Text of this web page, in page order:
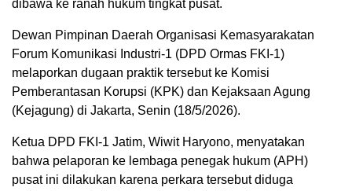
dibawa ke ranah hukum tingkat pusat.
Dewan Pimpinan Daerah Organisasi Kemasyarakatan
Forum Komunikasi Industri-1 (DPD Ormas FKI-1)
melaporkan dugaan praktik tersebut ke Komisi
Pemberantasan Korupsi (KPK) dan Kejaksaan Agung
(Kejagung) di Jakarta, Senin (18/5/2026).
Ketua DPD FKI-1 Jatim, Wiwit Haryono, menyatakan
bahwa pelaporan ke lembaga penegak hukum (APH)
pusat ini dilakukan karena perkara tersebut diduga